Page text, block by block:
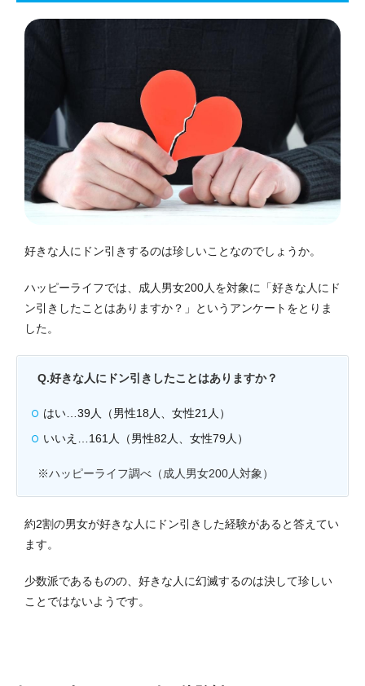
好きな人にドン引きするのは珍しいことなのでしょうか。
ハッピーライフでは、成人男女200人を対象に「好きな人にド
ン引きしたことはありますか？」というアンケートをとりま
した。
Q.好きな人にドン引きしたことはありますか？
はい…39人（男性18人、女性21人）
いいえ…161人（男性82人、女性79人）
※ハッピーライフ調べ（成人男女200人対象）
約2割の男女が好きな人にドン引きした経験があると答えてい
ます。
少数派であるものの、好きな人に幻滅するのは決して珍しい
ことではないようです。